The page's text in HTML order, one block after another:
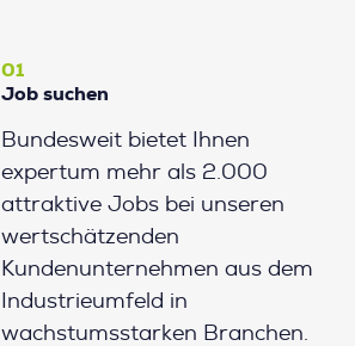
01
Job suchen
Bundesweit bietet Ihnen
expertum mehr als 2.000
attraktive Jobs bei unseren
wertschätzenden
Kundenunternehmen aus dem
Industrieumfeld in
wachstumsstarken Branchen.